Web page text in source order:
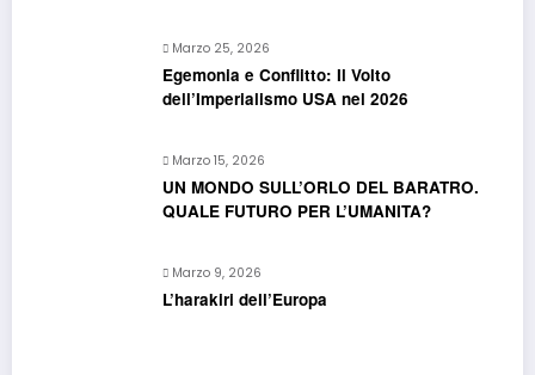
Marzo 25, 2026
Egemonia e Conflitto: Il Volto
dell’Imperialismo USA nel 2026
Marzo 15, 2026
UN MONDO SULL’ORLO DEL BARATRO.
QUALE FUTURO PER L’UMANITA?
Marzo 9, 2026
L’harakiri dell’Europa